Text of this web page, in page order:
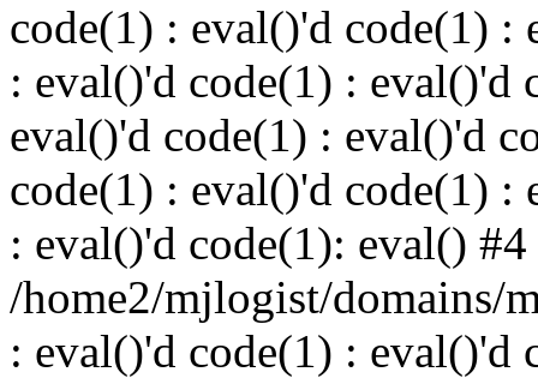
code(1) : eval()'d code(1) :
: eval()'d code(1) : eval()'d
eval()'d code(1) : eval()'d
code(1) : eval()'d code(1) :
: eval()'d code(1): eval() #4
/home2/mjlogist/domains/
: eval()'d code(1) : eval()'d